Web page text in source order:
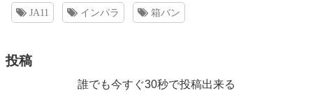
JA11 インパラ 箱バン
投稿
誰でも今すぐ30秒で投稿出来る